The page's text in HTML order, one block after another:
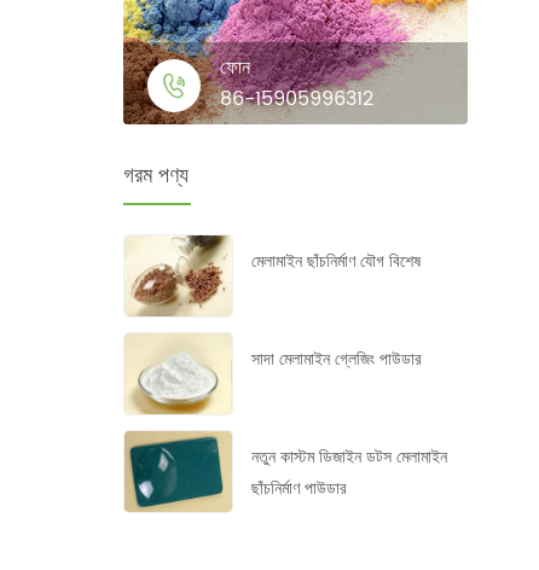
ফোন
86-15905996312
গরম পণ্য
মেলামাইন ছাঁচনির্মাণ যৌগ বিশেষ
সাদা মেলামাইন গ্লেজিং পাউডার
নতুন কাস্টম ডিজাইন ডটস মেলামাইন
ছাঁচনির্মাণ পাউডার